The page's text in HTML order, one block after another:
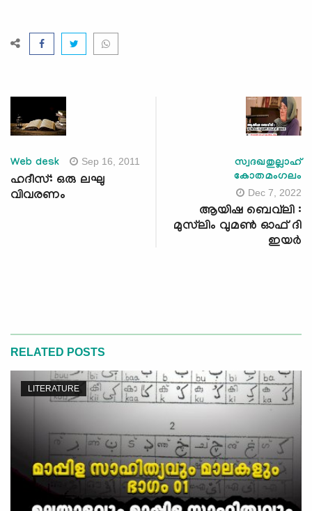
Web desk Sep 16, 2011
ഹദീസ്: ഒരു ലഘു
വിവരണം
സ്വദഖതുല്ലാഹ്
കോതമംഗലം
Dec 7, 2022
ആയിഷ ബെവ്‌ലി :
മുസ്‍ലിം വുമൺ ഓഫ് ദി
ഇയർ
RELATED POSTS
LITERATURE